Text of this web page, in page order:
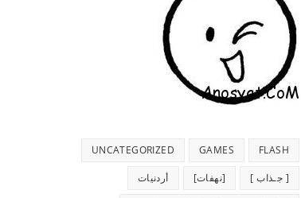
FLASH
GAMES
UNCATEGORIZED
[ جـذاب ] [نهفات] أردنيات